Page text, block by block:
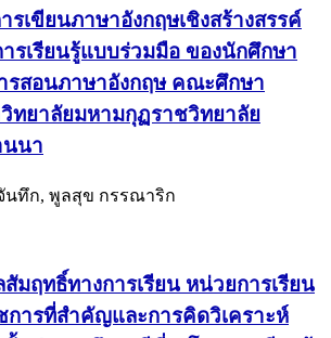
เขียนภาษาอังกฤษเชิงสร้างสรรค์
รเรียนรู้แบบร่วมมือ ของนักศึกษา
รสอนภาษาอังกฤษ คณะศึกษา
ทยาลัยมหามกุฏราชวิทยาลัย
นนา
นทึก, พูลสุข กรรณาริก
มฤทธิ์ทางการเรียน หน่วยการเรียน
การที่สำคัญและการคิดวิเคราะห์